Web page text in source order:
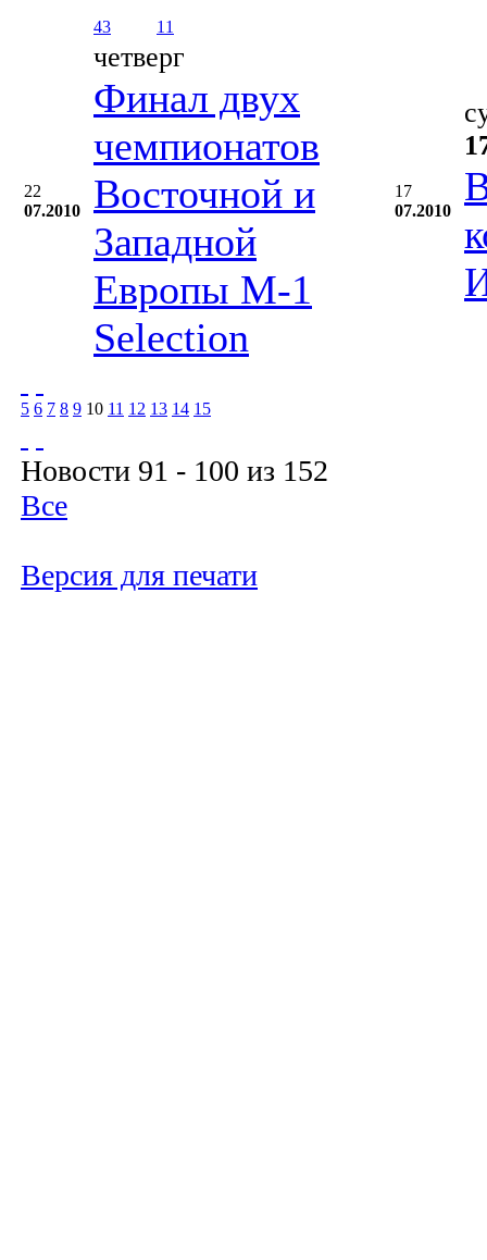
43 11
22
07.2010
четверг
Финал двух
чемпионатов
Восточной и
Западной
Европы М-1
Selection
17
07.2010
5 6 7 8 9 10 11 12 13 14 15
Новости 91 - 100 из 152
Все
Версия для печати